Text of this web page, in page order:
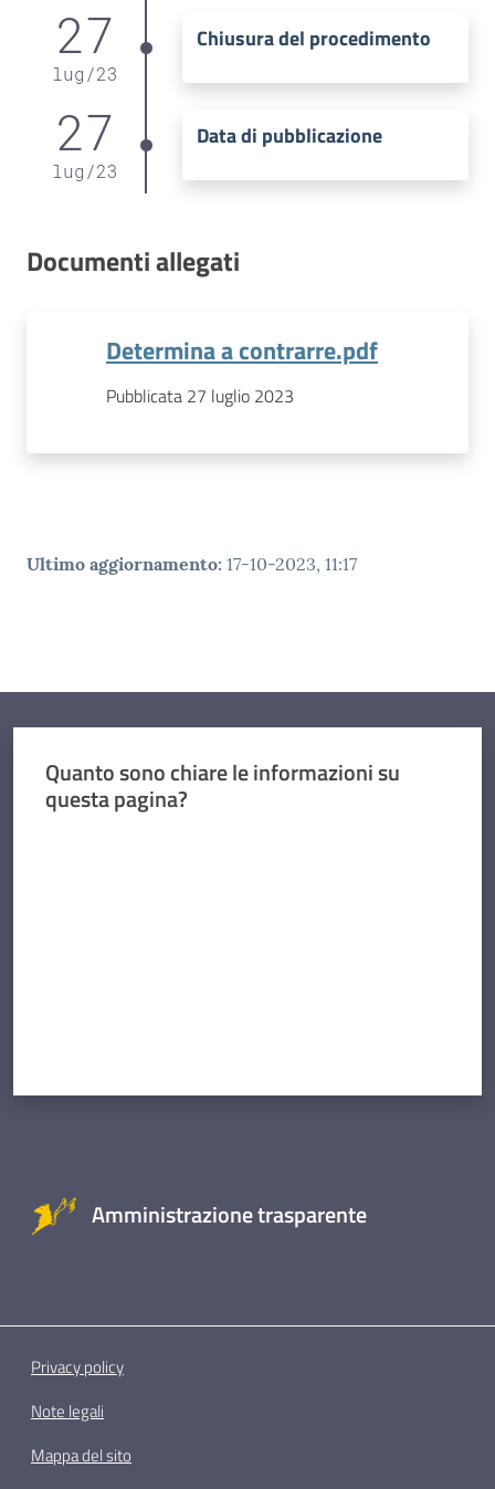
27
lug /23
Chiusura del procedimento
27
lug /23
Data di pubblicazione
Documenti allegati
Determina a contrarre.pdf
Pubblicata 27 luglio 2023
Ultimo aggiornamento: 17-10-2023, 11:17
Quanto sono chiare le informazioni su
questa pagina?
Amministrazione trasparente
Privacy policy
Note legali
Mappa del sito